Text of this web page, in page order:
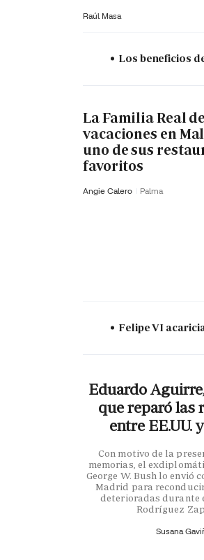
Raúl Masa
Los beneficios
La Familia Real
vacaciones en
uno de sus
favoritos
Angie Calero Palma
Felipe VI
Eduardo
que reparó las
entre EE.UU.
Con motivo de la
memorias, el
George W. Bush lo envió
Madrid para
deterioradas durante
Rodríguez
Susana